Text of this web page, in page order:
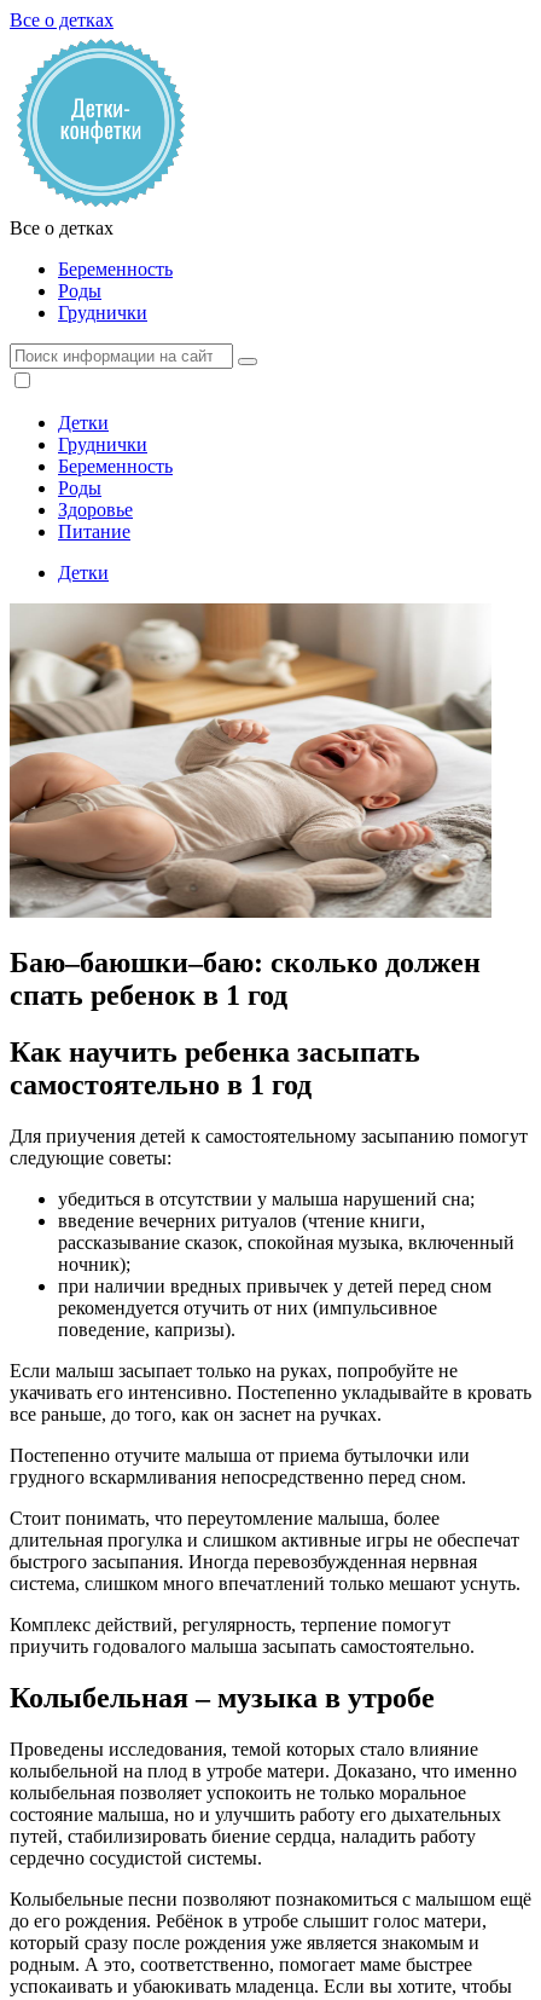
Все о детках
Все о детках
Беременность
Роды
Груднички
Детки
Груднички
Беременность
Роды
Здоровье
Питание
Детки
Баю–баюшки–баю: сколько должен
спать ребенок в 1 год
Как научить ребенка засыпать
самостоятельно в 1 год
Для приучения детей к самостоятельному засыпанию помогут
следующие советы:
убедиться в отсутствии у малыша нарушений сна;
введение вечерних ритуалов (чтение книги,
рассказывание сказок, спокойная музыка, включенный
ночник);
при наличии вредных привычек у детей перед сном
рекомендуется отучить от них (импульсивное
поведение, капризы).
Если малыш засыпает только на руках, попробуйте не
укачивать его интенсивно. Постепенно укладывайте в кровать
все раньше, до того, как он заснет на ручках.
Постепенно отучите малыша от приема бутылочки или
грудного вскармливания непосредственно перед сном.
Стоит понимать, что переутомление малыша, более
длительная прогулка и слишком активные игры не обеспечат
быстрого засыпания. Иногда перевозбужденная нервная
система, слишком много впечатлений только мешают уснуть.
Комплекс действий, регулярность, терпение помогут
приучить годовалого малыша засыпать самостоятельно.
Колыбельная – музыка в утробе
Проведены исследования, темой которых стало влияние
колыбельной на плод в утробе матери. Доказано, что именно
колыбельная позволяет успокоить не только моральное
состояние малыша, но и улучшить работу его дыхательных
путей, стабилизировать биение сердца, наладить работу
сердечно сосудистой системы.
Колыбельные песни позволяют познакомиться с малышом ещё
до его рождения. Ребёнок в утробе слышит голос матери,
который сразу после рождения уже является знакомым и
родным. А это, соответственно, помогает маме быстрее
успокаивать и убаюкивать младенца. Если вы хотите, чтобы